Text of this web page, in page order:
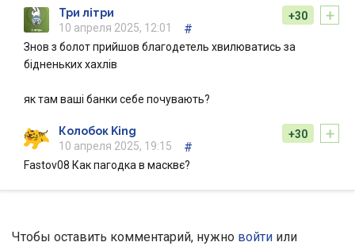
+
+30
Три літри
10 апреля 2025, 12:01
#
Знов з болот прийшов благодетель хвилюватись за
бідненьких хахлів
як там ваші банки себе почувають?
+
+30
Колобок King
10 апреля 2025, 19:15
#
Fastov08 Как пагодка в масквє?
Чтобы оставить комментарий, нужно войти или